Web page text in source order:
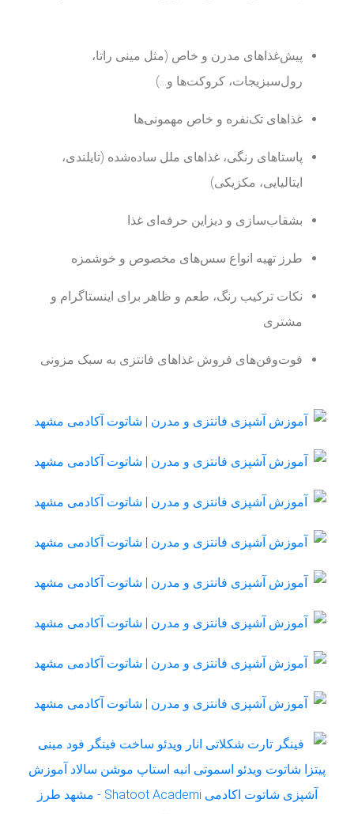
پیش‌غذاهای مدرن و خاص (مثل مینی راتا،
رول‌سبزیجات، کروکت‌ها و…)
غذاهای تک‌نفره و خاص مهمونی‌ها
پاستاهای رنگی، غذاهای ملل ساده‌شده (تایلندی،
ایتالیایی، مکزیکی)
بشقاب‌سازی و دیزاین حرفه‌ای غذا
طرز تهیه انواع سس‌های مخصوص و خوشمزه
نکات ترکیب رنگ، طعم و ظاهر برای اینستاگرام و
مشتری
فوت‌وفن‌های فروش غذاهای فانتزی به سبک مزونی